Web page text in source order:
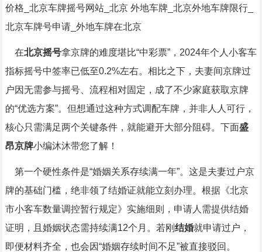
价格_北京车牌摇号网站_北京 外地车牌_北京外地车牌限行_
北京车牌号申请_外地车牌在北京
在北京摇号拿京牌的难度堪比“中彩票”，2024年个人小客车
指标摇号中签率已低至0.2%左右。相比之下，夫妻间京牌过
户因无需参与摇号、流程相对固定，成了不少家庭获取京牌
的“优选方案”。但想通过这种方式调配车牌，并非人人可行，
核心只需满足两个关键条件，就能避开大部分阻碍。下面盛
昂京牌小编沐沐带您了解！
第一个硬性条件是“婚姻关系存续满一年”。这是夫妻过户京
牌的基础门槛，绝非领了结婚证就能立刻办理。根据《北京
市小客车数量调控暂行规定》实施细则，申请人需提供结婚
证明，且婚姻状态需持续满12个月。若刚 结婚就申请过户，
即便材料齐全，也会因“婚姻存续时间不足”被直接驳回。